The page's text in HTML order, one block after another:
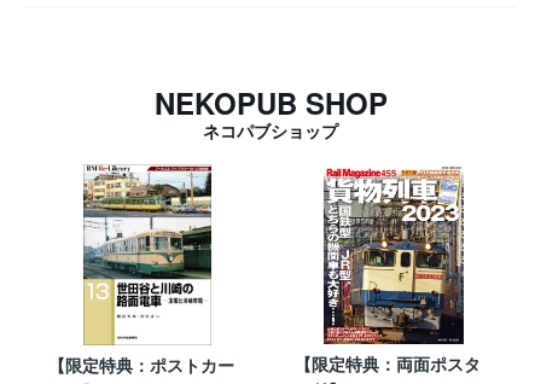
NEKOPUB SHOP
ネコパブショップ
【限定特典：ポストカー
【限定特典：両面ポスタ